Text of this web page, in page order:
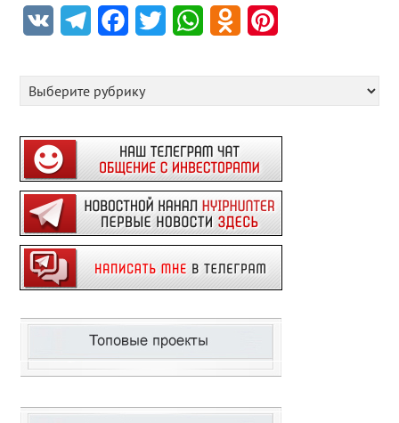
VK TelegramFacebookTwitter WhatsAppOdnoklassniki